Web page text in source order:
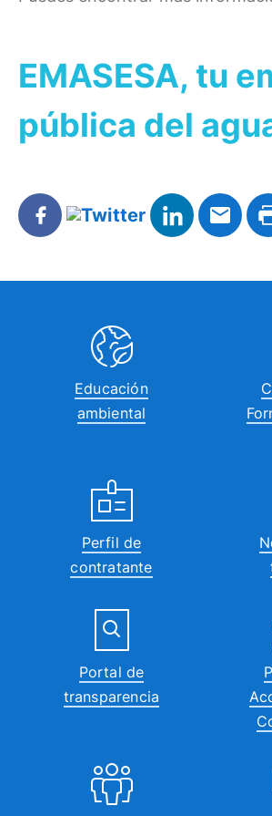
EMASESA, tu
pública del
Educación
ambiental
Perfil de
contratante
Portal de
transparencia